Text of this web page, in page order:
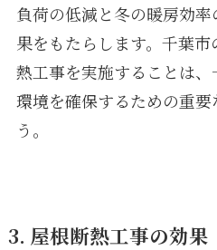
負荷の低減と冬の暖房効
果をもたらします。千葉
熱工事を実施することは
環境を確保するための重
う。
3. 屋根断熱工事の効果